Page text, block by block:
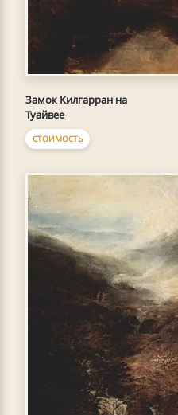
Замок Килгарран на
Туайвее
СТОИМОСТЬ